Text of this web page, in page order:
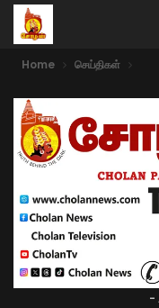
Home செய்திகள்
-